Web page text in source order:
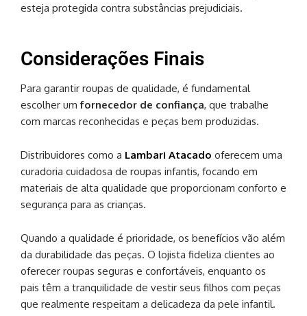
esteja protegida contra substâncias prejudiciais.
Considerações Finais
Para garantir roupas de qualidade, é fundamental
escolher umfornecedor de confiança, que trabalhe
com marcas reconhecidas e peças bem produzidas.
Distribuidores como a Lambari Atacado oferecem uma
curadoria cuidadosa de roupas infantis, focando em
materiais de alta qualidade que proporcionam conforto e
segurança para as crianças.
Quando a qualidade é prioridade, os benefícios vão além
da durabilidade das peças. O lojista fideliza clientes ao
oferecer roupas seguras e confortáveis, enquanto os
pais têm a tranquilidade de vestir seus filhos com peças
que realmente respeitam a delicadeza da pele infantil.